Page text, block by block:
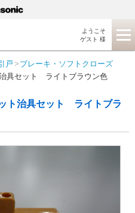
ようこそ
ゲスト 様
戸
ブレーキ・ソフトクローズ
具セット ライトブラウン色
ト治具セット ライトブラ